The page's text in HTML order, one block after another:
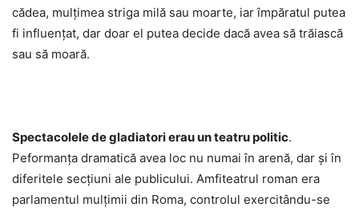
cădea, mulțimea striga milă sau moarte, iar împăratul putea
fi influențat, dar doar el putea decide dacă avea să trăiască
sau să moară.
Spectacolele de gladiatori erau un teatru politic.
Peformanța dramatică avea loc nu numai în arenă, dar și în
diferitele secțiuni ale publicului. Amfiteatrul roman era
parlamentul mulțimii din Roma, controlul exercitându-se